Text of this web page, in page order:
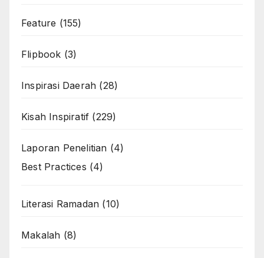
Feature (155)
Flipbook (3)
Inspirasi Daerah (28)
Kisah Inspiratif (229)
Laporan Penelitian (4)
Best Practices (4)
Literasi Ramadan (10)
Makalah (8)